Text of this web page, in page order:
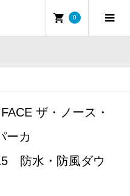
0
in
ザ・ノース・
ーカ
防水・防風ダウ